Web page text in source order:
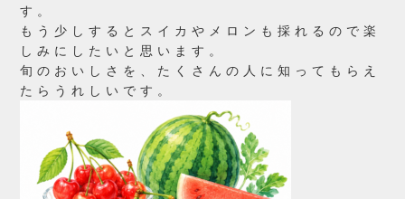
す。
もう少しするとスイカやメロンも採れるので楽
しみにしたいと思います。
旬のおいしさを、たくさんの人に知ってもらえ
たらうれしいです。